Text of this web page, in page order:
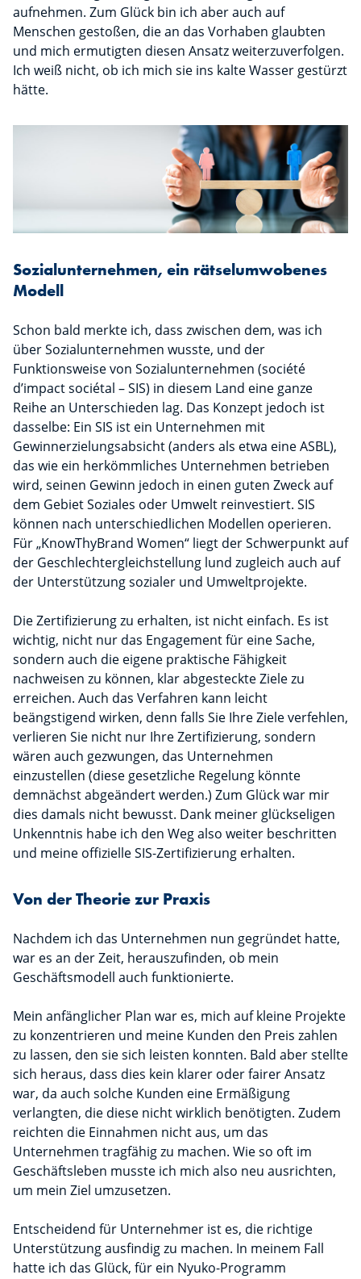
aufnehmen. Zum Glück bin ich aber auch auf
Menschen gestoßen, die an das Vorhaben glaubten
und mich ermutigten diesen Ansatz weiterzuverfolgen.
Ich weiß nicht, ob ich mich sie ins kalte Wasser gestürzt
hätte.
Sozialunternehmen, ein rätselumwobenes
Modell
Schon bald merkte ich, dass zwischen dem, was ich
über Sozialunternehmen wusste, und der
Funktionsweise von Sozialunternehmen (société
d’impact sociétal – SIS) in diesem Land eine ganze
Reihe an Unterschieden lag. Das Konzept jedoch ist
dasselbe: Ein SIS ist ein Unternehmen mit
Gewinnerzielungsabsicht (anders als etwa eine ASBL),
das wie ein herkömmliches Unternehmen betrieben
wird, seinen Gewinn jedoch in einen guten Zweck auf
dem Gebiet Soziales oder Umwelt reinvestiert. SIS
können nach unterschiedlichen Modellen operieren.
Für „KnowThyBrand Women“ liegt der Schwerpunkt auf
der Geschlechtergleichstellung lund zugleich auch auf
der Unterstützung sozialer und Umweltprojekte.
Die Zertifizierung zu erhalten, ist nicht einfach. Es ist
wichtig, nicht nur das Engagement für eine Sache,
sondern auch die eigene praktische Fähigkeit
nachweisen zu können, klar abgesteckte Ziele zu
erreichen. Auch das Verfahren kann leicht
beängstigend wirken, denn falls Sie Ihre Ziele verfehlen,
verlieren Sie nicht nur Ihre Zertifizierung, sondern
wären auch gezwungen, das Unternehmen
einzustellen (diese gesetzliche Regelung könnte
demnächst abgeändert werden.) Zum Glück war mir
dies damals nicht bewusst. Dank meiner glückseligen
Unkenntnis habe ich den Weg also weiter beschritten
und meine offizielle SIS-Zertifizierung erhalten.
Von der Theorie zur Praxis
Nachdem ich das Unternehmen nun gegründet hatte,
war es an der Zeit, herauszufinden, ob mein
Geschäftsmodell auch funktionierte.
Mein anfänglicher Plan war es, mich auf kleine Projekte
zu konzentrieren und meine Kunden den Preis zahlen
zu lassen, den sie sich leisten konnten. Bald aber stellte
sich heraus, dass dies kein klarer oder fairer Ansatz
war, da auch solche Kunden eine Ermäßigung
verlangten, die diese nicht wirklich benötigten. Zudem
reichten die Einnahmen nicht aus, um das
Unternehmen tragfähig zu machen. Wie so oft im
Geschäftsleben musste ich mich also neu ausrichten,
um mein Ziel umzusetzen.
Entscheidend für Unternehmer ist es, die richtige
Unterstützung ausfindig zu machen. In meinem Fall
hatte ich das Glück, für ein Nyuko-Programm